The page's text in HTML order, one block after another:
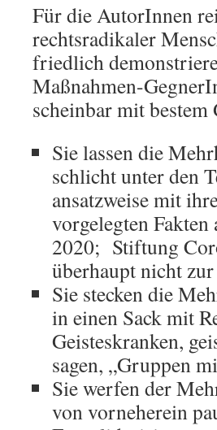
Für die AutorInnen
rechtsradikaler
friedlich
Maßnahmen-
scheinbar mit bestem
Sie lassen die
schlicht unter den
ansatzweise mit
vorgelegten
2020; Stiftung
überhaupt nicht
Sie stecken die
in einen Sack mit
Geisteskranken,
sagen, „Gruppen
Sie werfen der
von vorneherein